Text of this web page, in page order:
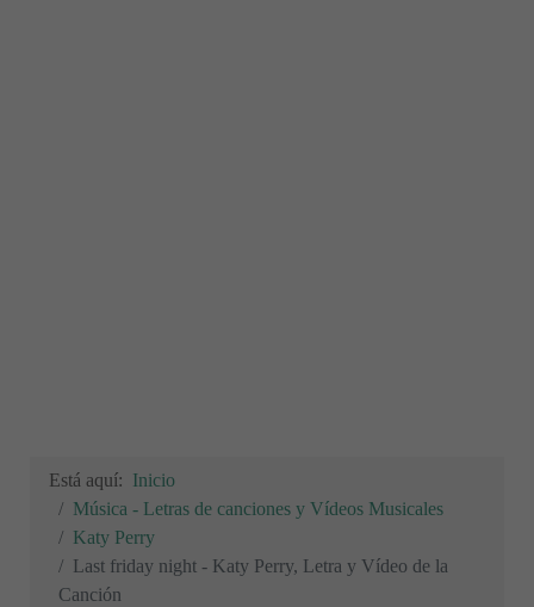
Está aquí: Inicio
Música - Letras de canciones y Vídeos Musicales
Katy Perry
Last friday night - Katy Perry, Letra y Vídeo de la
Canción